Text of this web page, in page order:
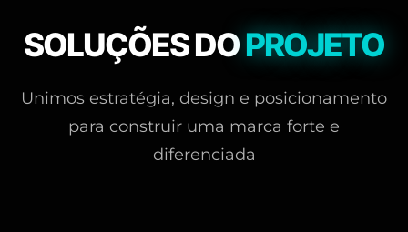
SOLUÇÕES DOPROJETO
Unimos estratégia, design e posicionamento
para construir uma marca forte e
diferenciada